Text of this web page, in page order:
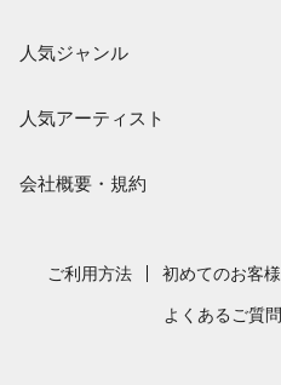
退会はこちら
難易度別に探す
まもなく配信
人気ジャンル
保育
発表会
人気アーティスト
新沢としひこ
会社概要・規約
採用情報
ご利用方法 初めてのお客様
よくあるご質問